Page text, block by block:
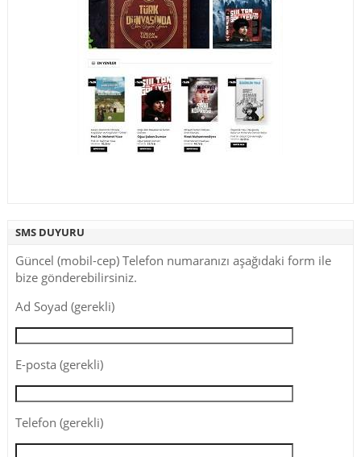
SMS DUYURU
Güncel (mobil-cep) Telefon numaranızı aşağıdaki form ile
bize gönderebilirsiniz.
Ad Soyad (gerekli)
E-posta (gerekli)
Telefon (gerekli)